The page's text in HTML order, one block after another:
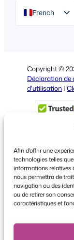
Afin d'offrir une
technologies telles
informations relatives
nous permettra de
navigation ou des
ou de retirer son
caractéristiques et
French
Spanish
Italian
Portuguese
Copyright ©
Déclaration de
d'utilisation |